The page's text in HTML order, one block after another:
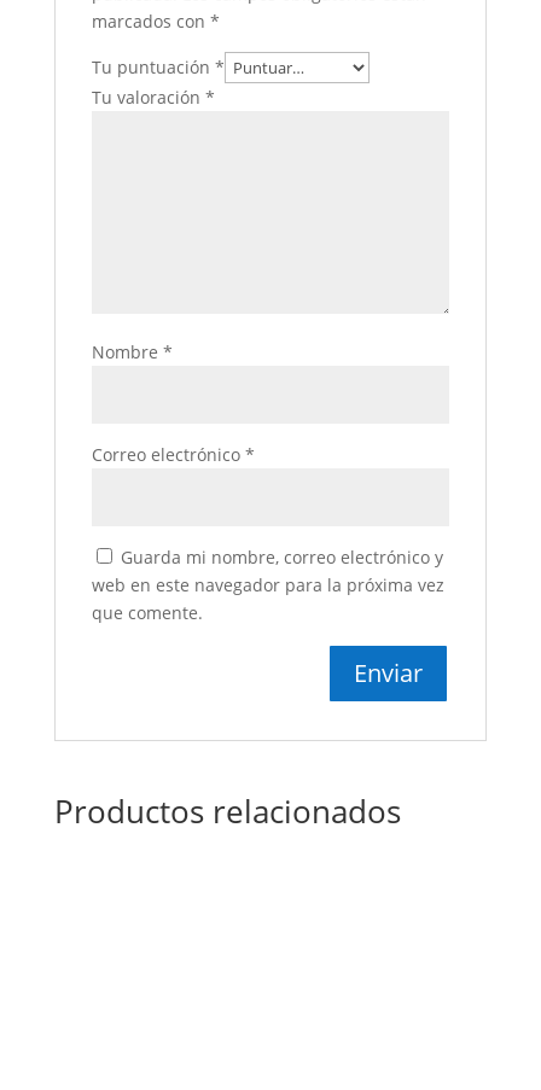
marcados con *
Tu puntuación *
Tu valoración *
Nombre *
Correo electrónico *
Guarda mi nombre, correo electrónico y
web en este navegador para la próxima vez
que comente.
Productos relacionados